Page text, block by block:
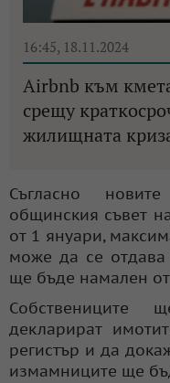
16:45, 18.11.2024
Airbnb към
срещу
жилищната
Съгласно
общинския съвет
от 1 януари,
може да се
ще бъде намален
декларират
регистър и да
измамниците ще